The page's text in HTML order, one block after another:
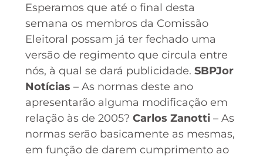
Esperamos que até o final desta
semana os membros da Comissão
Eleitoral possam já ter fechado uma
versão de regimento que circula entre
nós, à qual se dará publicidade. SBPJor
Notícias – As normas deste ano
apresentarão alguma modificação em
relação às de 2005? Carlos Zanotti– As
normas serão basicamente as mesmas,
em função de darem cumprimento ao